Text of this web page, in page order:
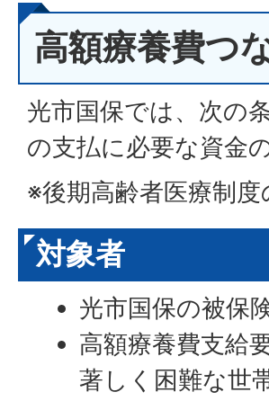
高額療養費つ
光市国保では、次の
の支払に必要な資金
※後期高齢者医療制
対象者
光市国保の被保
高額療養費支給
著しく困難な世